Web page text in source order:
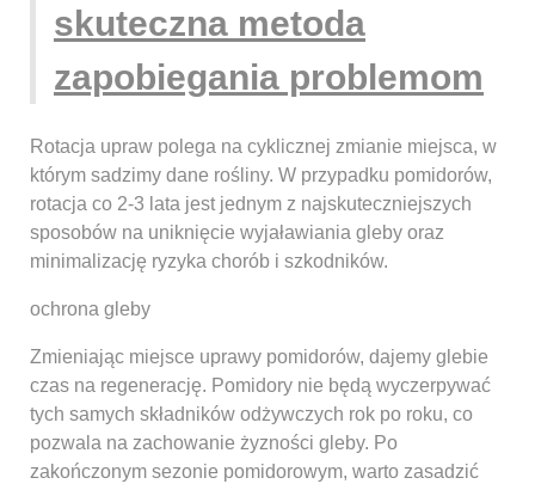
skuteczna metoda
zapobiegania problemom
Rotacja upraw polega na cyklicznej zmianie miejsca, w
którym sadzimy dane rośliny. W przypadku pomidorów,
rotacja co 2-3 lata jest jednym z najskuteczniejszych
sposobów na uniknięcie wyjaławiania gleby oraz
minimalizację ryzyka chorób i szkodników.
ochrona gleby
Zmieniając miejsce uprawy pomidorów, dajemy glebie
czas na regenerację. Pomidory nie będą wyczerpywać
tych samych składników odżywczych rok po roku, co
pozwala na zachowanie żyzności gleby. Po
zakończonym sezonie pomidorowym, warto zasadzić